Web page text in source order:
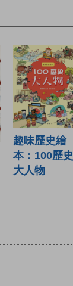
趣味歷史繪
本：100歷史
大人物